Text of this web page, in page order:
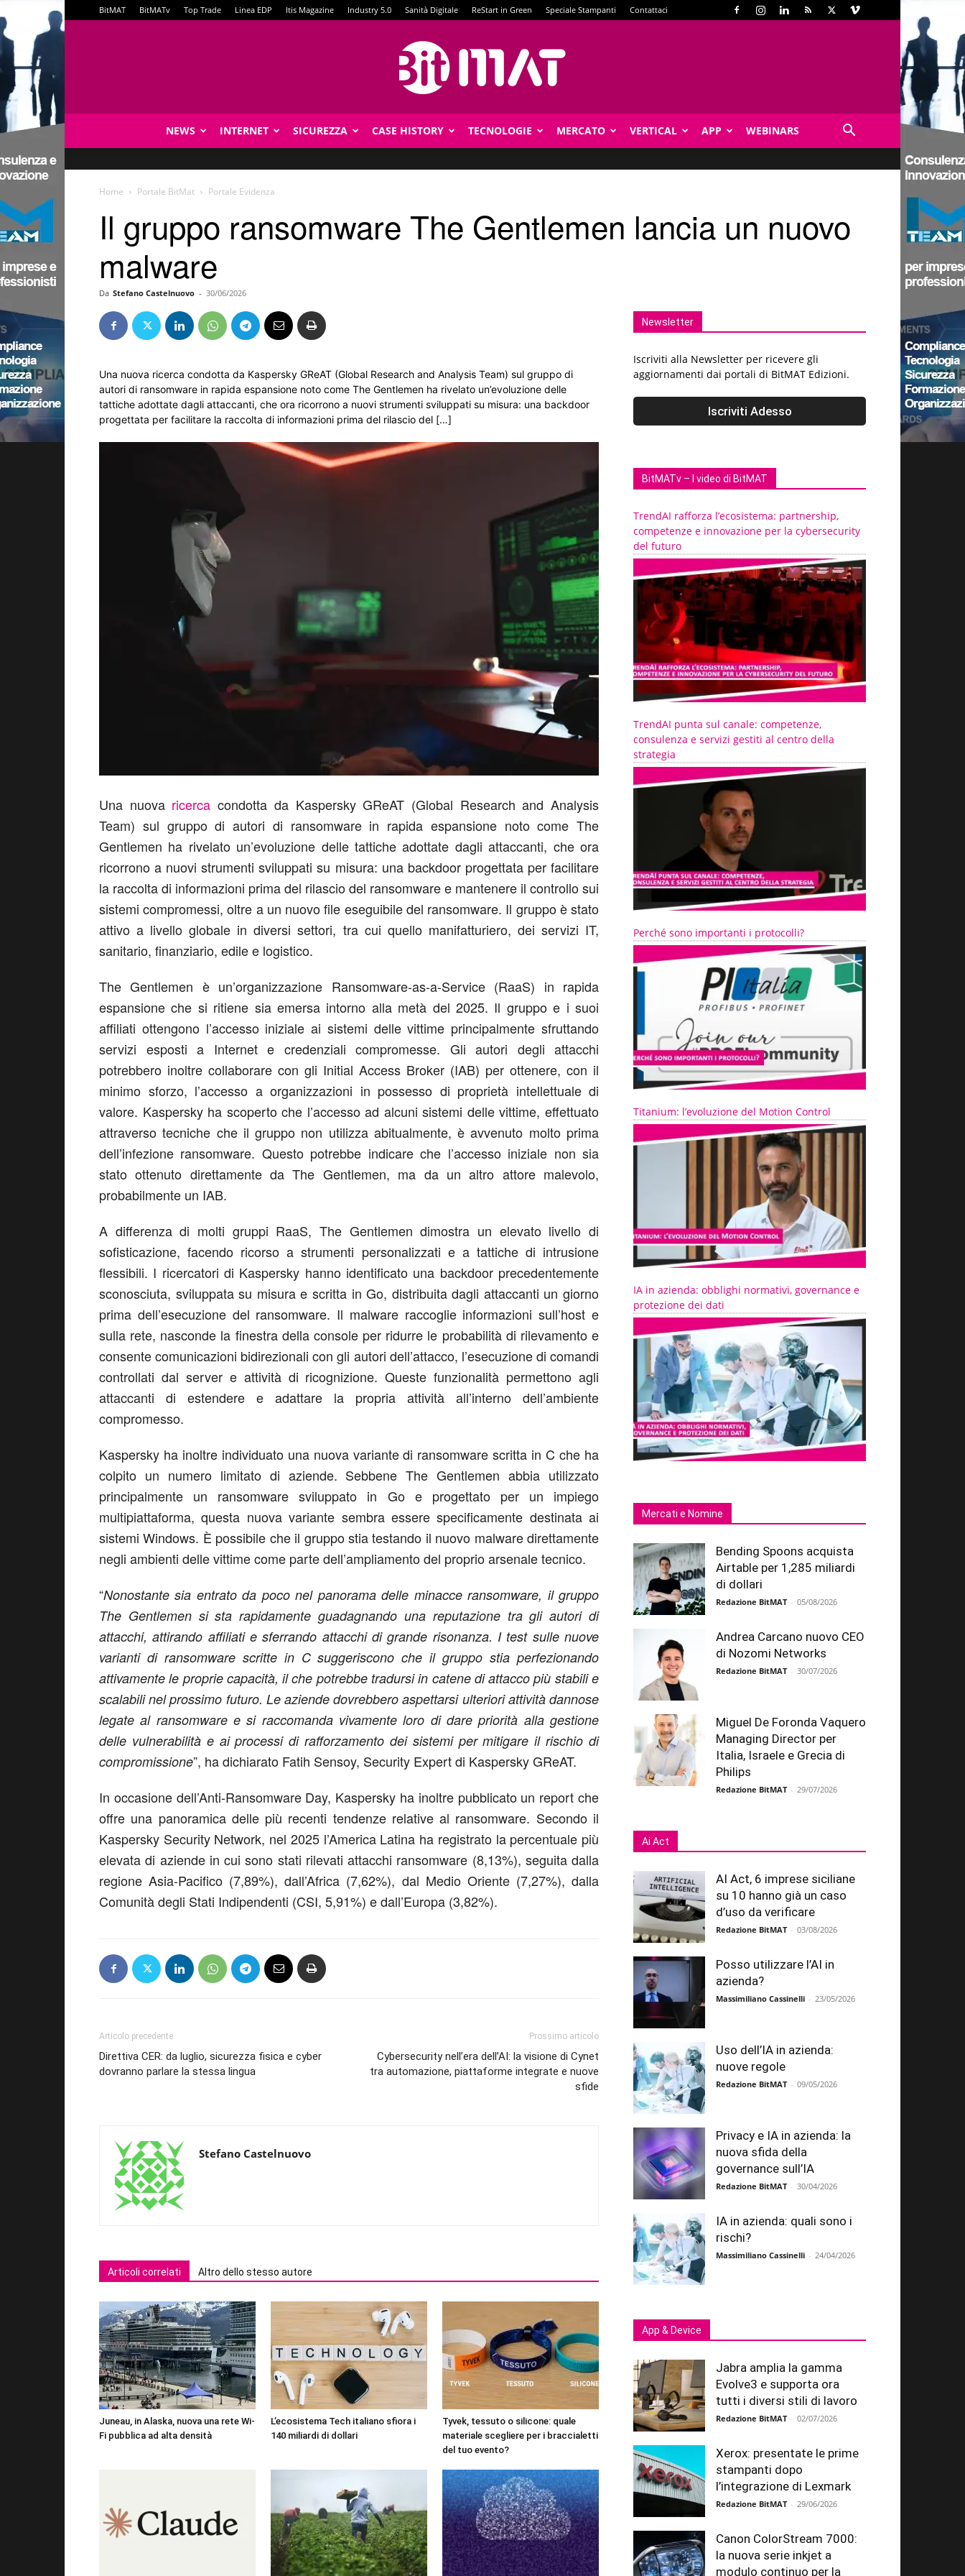
BitMAT BitMATv Top Trade Linea EDP Itis Magazine Industry 5.0 Sanità Digitale ReStart in Green Speciale Stampanti Contattaci
NEWS INTERNET SICUREZZA CASE HISTORY TECNOLOGIE MERCATO VERTICAL APP WEBINARS
Home Portale BitMat Portale Evidenza
Il gruppo ransomware The Gentlemen lancia un nuovo
malware
Da Stefano Castelnuovo - 30/06/2026
Una nuova ricerca condotta da Kaspersky GReAT (Global Research and Analysis Team) sul gruppo di
autori di ransomware in rapida espansione noto come The Gentlemen ha rivelato un’evoluzione delle
tattiche adottate dagli attaccanti, che ora ricorrono a nuovi strumenti sviluppati su misura: una backdoor
progettata per facilitare la raccolta di informazioni prima del rilascio del […]
Una nuova ricerca condotta da Kaspersky GReAT (Global Research and Analysis
Team) sul gruppo di autori di ransomware in rapida espansione noto come The
Gentlemen ha rivelato un’evoluzione delle tattiche adottate dagli attaccanti, che ora
ricorrono a nuovi strumenti sviluppati su misura: una backdoor progettata per facilitare
la raccolta di informazioni prima del rilascio del ransomware e mantenere il controllo sui
sistemi compromessi, oltre a un nuovo file eseguibile del ransomware. Il gruppo è stato
attivo a livello globale in diversi settori, tra cui quello manifatturiero, dei servizi IT,
sanitario, finanziario, edile e logistico.
The Gentlemen è un’organizzazione Ransomware-as-a-Service (RaaS) in rapida
espansione che si ritiene sia emersa intorno alla metà del 2025. Il gruppo e i suoi
affiliati ottengono l’accesso iniziale ai sistemi delle vittime principalmente sfruttando
servizi esposti a Internet e credenziali compromesse. Gli autori degli attacchi
potrebbero inoltre collaborare con gli Initial Access Broker (IAB) per ottenere, con il
minimo sforzo, l’accesso a organizzazioni in possesso di proprietà intellettuale di
valore. Kaspersky ha scoperto che l’accesso ad alcuni sistemi delle vittime, effettuato
attraverso tecniche che il gruppo non utilizza abitualmente, è avvenuto molto prima
dell’infezione ransomware. Questo potrebbe indicare che l’accesso iniziale non sia
stato ottenuto direttamente da The Gentlemen, ma da un altro attore malevolo,
probabilmente un IAB.
A differenza di molti gruppi RaaS, The Gentlemen dimostra un elevato livello di
sofisticazione, facendo ricorso a strumenti personalizzati e a tattiche di intrusione
flessibili. I ricercatori di Kaspersky hanno identificato una backdoor precedentemente
sconosciuta, sviluppata su misura e scritta in Go, distribuita dagli attaccanti un giorno
prima dell’esecuzione del ransomware. Il malware raccoglie informazioni sull’host e
sulla rete, nasconde la finestra della console per ridurre le probabilità di rilevamento e
consente comunicazioni bidirezionali con gli autori dell’attacco, l’esecuzione di comandi
controllati dal server e attività di ricognizione. Queste funzionalità permettono agli
attaccanti di estendere e adattare la propria attività all’interno dell’ambiente
compromesso.
Kaspersky ha inoltre individuato una nuova variante di ransomware scritta in C che ha
colpito un numero limitato di aziende. Sebbene The Gentlemen abbia utilizzato
principalmente un ransomware sviluppato in Go e progettato per un impiego
multipiattaforma, questa nuova variante sembra essere specificamente destinata ai
sistemi Windows. È possibile che il gruppo stia testando il nuovo malware direttamente
negli ambienti delle vittime come parte dell’ampliamento del proprio arsenale tecnico.
“Nonostante sia entrato da poco nel panorama delle minacce ransomware, il gruppo
The Gentlemen si sta rapidamente guadagnando una reputazione tra gli autori di
attacchi, attirando affiliati e sferrando attacchi di grande risonanza. I test sulle nuove
varianti di ransomware scritte in C suggeriscono che il gruppo stia perfezionando
attivamente le proprie capacità, il che potrebbe tradursi in catene di attacco più stabili e
scalabili nel prossimo futuro. Le aziende dovrebbero aspettarsi ulteriori attività dannose
legate al ransomware e si raccomanda vivamente loro di dare priorità alla gestione
delle vulnerabilità e ai processi di rafforzamento dei sistemi per mitigare il rischio di
compromissione”, ha dichiarato Fatih Sensoy, Security Expertdi Kaspersky GReAT.
In occasione dell’Anti-Ransomware Day, Kaspersky ha inoltre pubblicato un report che
offre una panoramica delle più recenti tendenze relative al ransomware. Secondo il
Kaspersky Security Network, nel 2025 l’America Latina ha registrato la percentuale più
elevata di aziende in cui sono stati rilevati attacchi ransomware (8,13%), seguita dalla
regione Asia-Pacifico (7,89%), dall’Africa (7,62%), dal Medio Oriente (7,27%), dalla
Comunità degli Stati Indipendenti (CSI, 5,91%) e dall’Europa (3,82%).
Articolo precedente
Direttiva CER: da luglio, sicurezza fisica e cyber
dovranno parlare la stessa lingua
Prossimo articolo
Cybersecurity nell’era dell’AI: la visione di Cynet
tra automazione, piattaforme integrate e nuove
sfide
Stefano Castelnuovo
Articoli correlati Altro dello stesso autore
Juneau, in Alaska, nuova una rete Wi-
Fi pubblica ad alta densità
L’ecosistema Tech italiano sfiora i
140 miliardi di dollari
Tyvek, tessuto o silicone: quale
materiale scegliere per i braccialetti
del tuo evento?
Newsletter
Iscriviti alla Newsletter per ricevere gli
aggiornamenti dai portali di BitMAT Edizioni.
BitMATv – I video di BitMAT
TrendAI rafforza l’ecosistema: partnership,
competenze e innovazione per la cybersecurity
del futuro
TrendAI punta sul canale: competenze,
consulenza e servizi gestiti al centro della
strategia
Perché sono importanti i protocolli?
Titanium: l’evoluzione del Motion Control
IA in azienda: obblighi normativi, governance e
protezione dei dati
Mercati e Nomine
Bending Spoons acquista
Airtable per 1,285 miliardi
di dollari
Redazione BitMAT - 05/08/2026
Andrea Carcano nuovo CEO
di Nozomi Networks
Redazione BitMAT - 30/07/2026
Miguel De Foronda Vaquero
Managing Director per
Italia, Israele e Grecia di
Philips
Redazione BitMAT - 29/07/2026
Ai Act
AI Act, 6 imprese siciliane
su 10 hanno già un caso
d’uso da verificare
Redazione BitMAT - 03/08/2026
Posso utilizzare l’AI in
azienda?
Massimiliano Cassinelli - 23/05/2026
Uso dell’IA in azienda:
nuove regole
Redazione BitMAT - 09/05/2026
Privacy e IA in azienda: la
nuova sfida della
governance sull’IA
Redazione BitMAT - 30/04/2026
IA in azienda: quali sono i
rischi?
Massimiliano Cassinelli - 24/04/2026
App & Device
Jabra amplia la gamma
Evolve3 e supporta ora
tutti i diversi stili di lavoro
Redazione BitMAT - 02/07/2026
Xerox: presentate le prime
stampanti dopo
l’integrazione di Lexmark
Redazione BitMAT - 29/06/2026
Canon ColorStream 7000:
la nuova serie inkjet a
modulo continuo per la